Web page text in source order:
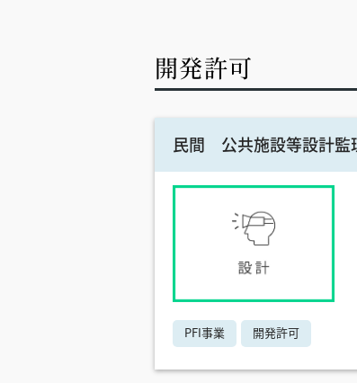
開発許可
民間 公共施設等設計監
PFI事業 開発許可